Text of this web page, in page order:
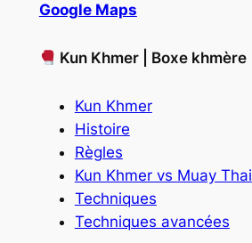
Google Maps
Kun Khmer | Boxe khmère
Kun Khmer
Histoire
Règles
Kun Khmer vs Muay Thai
Techniques
Techniques avancées